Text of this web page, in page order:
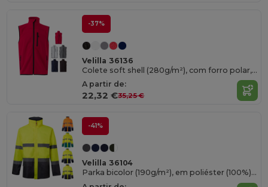
-37%
Velilla 36136
Colete soft shell (280g/m²), com forro polar, em poliéster (94%) e elastano (6%)
A partir de:
22,32 €35,25 €
-41%
Velilla 36104
Parka bicolor (190g/m²), em poliéster (100%), com revestimento em PU